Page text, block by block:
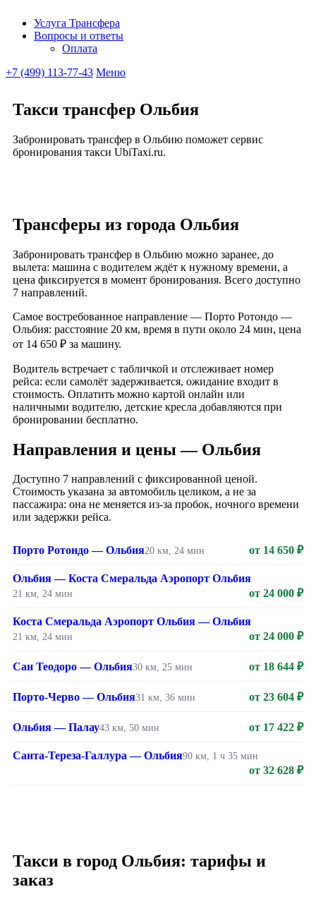
Ubitaxi
Услуга Трансфера
Вопросы и ответы
Оплата
+7 (499) 113-77-43 Меню
Такси трансфер Ольбия
Забронировать трансфер в Ольбию поможет сервис
бронирования такси UbiTaxi.ru.
Трансферы из города Ольбия
Забронировать трансфер в Ольбию можно заранее, до
вылета: машина с водителем ждёт к нужному времени, а
цена фиксируется в момент бронирования. Всего доступно
7 направлений.
Самое востребованное направление — Порто Ротондо —
Ольбия: расстояние 20 км, время в пути около 24 мин, цена
от 14 650 ₽ за машину.
Водитель встречает с табличкой и отслеживает номер
рейса: если самолёт задерживается, ожидание входит в
стоимость. Оплатить можно картой онлайн или
наличными водителю, детские кресла добавляются при
бронировании бесплатно.
Направления и цены — Ольбия
Доступно 7 направлений с фиксированной ценой.
Стоимость указана за автомобиль целиком, а не за
пассажира: она не меняется из-за пробок, ночного времени
или задержки рейса.
Порто Ротондо — Ольбия20 км, 24 мин от 14 650 ₽
Ольбия — Коста Смеральда Аэропорт Ольбия
21 км, 24 мин от 24 000 ₽
Коста Смеральда Аэропорт Ольбия — Ольбия
21 км, 24 мин от 24 000 ₽
Сан Теодоро — Ольбия30 км, 25 мин от 18 644 ₽
Порто-Черво — Ольбия31 км, 36 мин от 23 604 ₽
Ольбия — Палау43 км, 50 мин от 17 422 ₽
Санта-Тереза-Галлура — Ольбия90 км, 1 ч 35 мин
от 32 628 ₽
Такси в город Ольбия: тарифы и
заказ